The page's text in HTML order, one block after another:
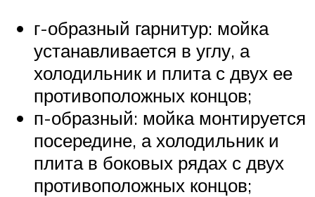
г-образный гарнитур: мойка
устанавливается в углу, а
холодильник и плита с двух ее
противоположных концов;
п-образный: мойка монтируется
посередине, а холодильник и
плита в боковых рядах с двух
противоположных концов;